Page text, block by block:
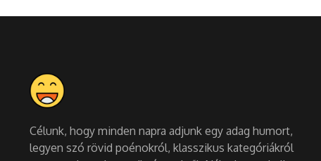
Célunk, hogy minden napra adjunk egy adag humort,
legyen szó rövid poénokról, klasszikus kategóriákról